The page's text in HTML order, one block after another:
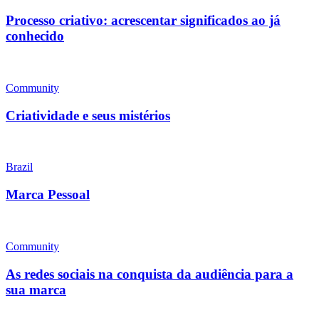
Processo criativo: acrescentar significados ao já
conhecido
Community
Criatividade e seus mistérios
Brazil
Marca Pessoal
Community
As redes sociais na conquista da audiência para a
sua marca